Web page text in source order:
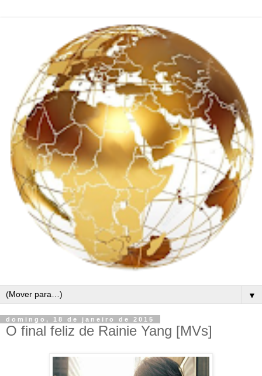
▼
domingo, 18 de janeiro de 2015
O final feliz de Rainie Yang [MVs]